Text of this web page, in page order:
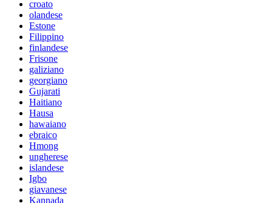
croato
olandese
Estone
Filippino
finlandese
Frisone
galiziano
georgiano
Gujarati
Haitiano
Hausa
hawaiano
ebraico
Hmong
ungherese
islandese
Igbo
giavanese
Kannada